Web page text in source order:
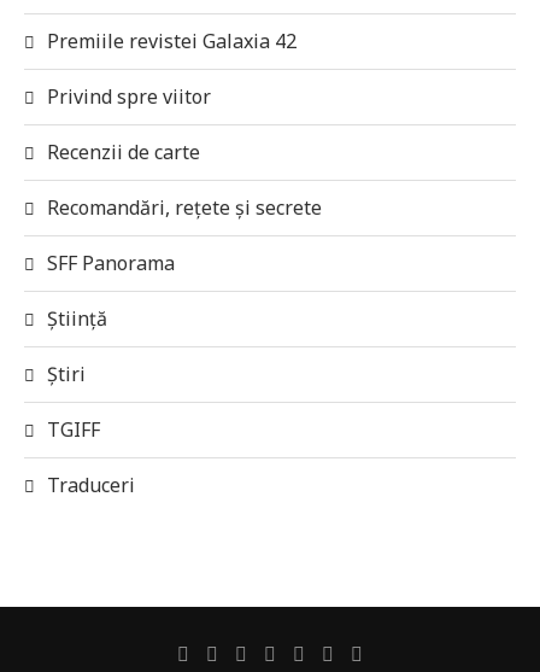
Premiile revistei Galaxia 42
Privind spre viitor
Recenzii de carte
Recomandări, rețete și secrete
SFF Panorama
Știință
Știri
TGIFF
Traduceri